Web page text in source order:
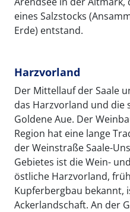
eines Salzstocks
Erde) entstand.
Harzvorland
Der Mittellauf der Saale
das Harzvorland und die
Goldene Aue. Der
Region hat eine lange
der Weinstraße Saale-
Gebietes ist die Wein-
östliche Harzvorland,
Kupferbergbau bekannt,
Ackerlandschaft. An der